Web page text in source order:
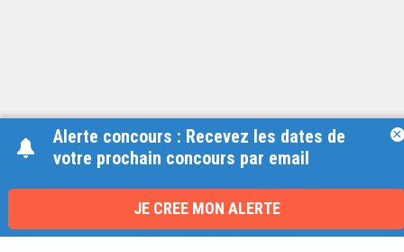
Alerte concours : Recevez les dates de
votre prochain concours par email
JE CREE MON ALERTE
×
Une équipe à votre écoute
du lundi au vendredi de 9h à 17h
01 79 06 76 68